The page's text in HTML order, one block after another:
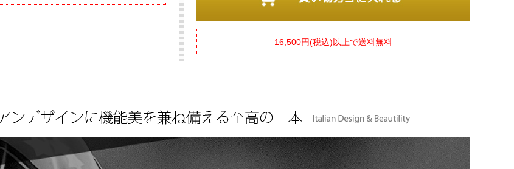
16,500円(税込)以上で送料無料